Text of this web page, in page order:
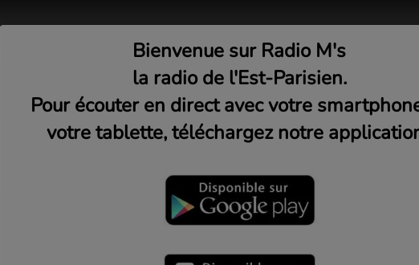
Musique Médias
mic #48 (Jeudi 20h)
3ème Geek S2Ep4
Bienvenue sur Radio M's
la radio de l'Est-Parisien.
Pour écouter en direct avec votre
votre tablette, téléchargez notre